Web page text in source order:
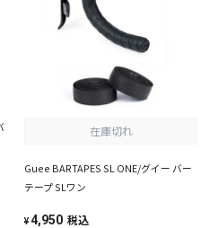
在庫切れ
Guee BARTAPES SL ONE/グイー バー
テープ SLワン
¥4,950 税込